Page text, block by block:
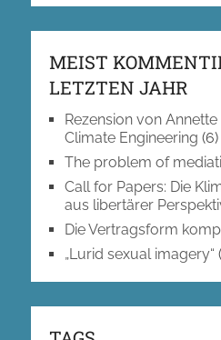
MEIST
LETZTEN JAHR
Rezension von
Climate Engineering (6)
The problem of
Call for Papers: Die
aus libertärer
Die Vertragsform
„Lurid sexual imagery“